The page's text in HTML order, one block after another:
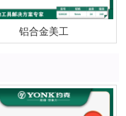
铝合金美工